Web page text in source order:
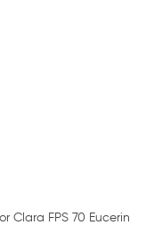
Clara FPS 70 Eucerin